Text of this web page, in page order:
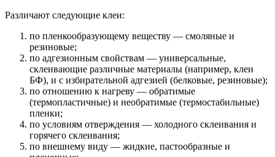
Различают следующие клеи:
по пленкообразующему веществу — смоляные и
резиновые;
по адгезионным свойствам — универсальные,
склеивающие различные материалы (например, клеи
БФ), и с избирательной адгезией (белковые, резиновые);
по отношению к нагреву — обратимые
(термопластичные) и необратимые (термостабильные)
пленки;
по условиям отверждения — холодного склеивания и
горячего склеивания;
по внешнему виду — жидкие, пастообразные и